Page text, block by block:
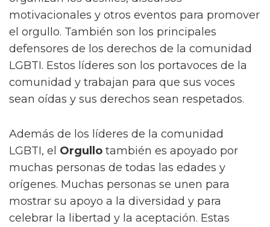
motivacionales y otros eventos para promover
el orgullo. También son los principales
defensores de los derechos de la comunidad
LGBTI. Estos líderes son los portavoces de la
comunidad y trabajan para que sus voces
sean oídas y sus derechos sean respetados.
Además de los líderes de la comunidad
LGBTI, el Orgullo también es apoyado por
muchas personas de todas las edades y
orígenes. Muchas personas se unen para
mostrar su apoyo a la diversidad y para
celebrar la libertad y la aceptación. Estas